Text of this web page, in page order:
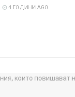
4 ГОДИНИ AGO